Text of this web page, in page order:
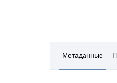
Метаданные